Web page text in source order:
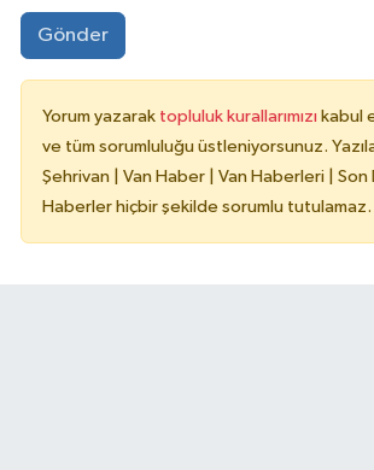
Gönder
Yorum yazarak topluluk kurallarımızı kabul
ve tüm sorumluluğu üstleniyorsunuz.
Şehrivan | Van Haber | Van Haberleri | Son
Haberler hiçbir şekilde sorumlu tutulamaz.